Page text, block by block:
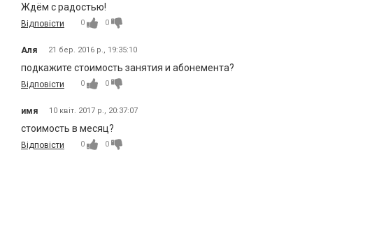
Ждём с радостью!
Відповісти 0 0
Аля 21 бер. 2016 р., 19:35:10
подкажите стоимость занятия и абонемента?
Відповісти 0 0
имя 10 квіт. 2017 р., 20:37:07
стоимость в месяц?
Відповісти 0 0